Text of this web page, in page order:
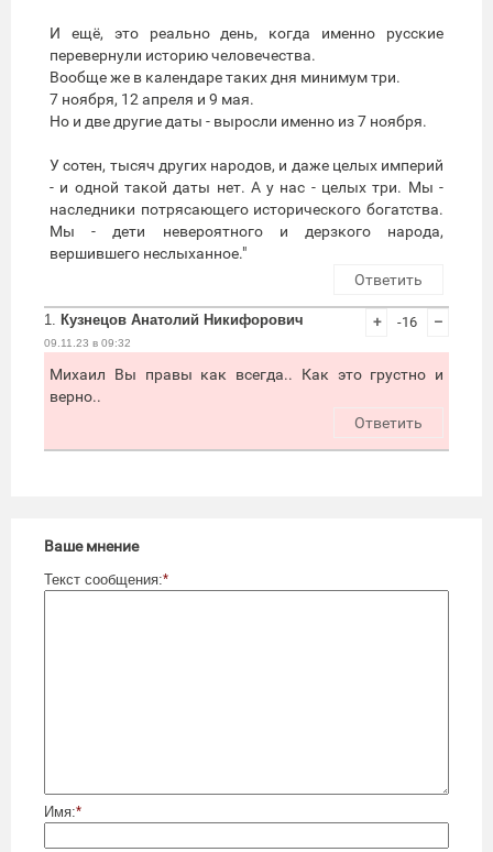
И ещё, это реально день, когда именно русские
перевернули историю человечества.
Вообще же в календаре таких дня минимум три.
7 ноября, 12 апреля и 9 мая.
Но и две другие даты - выросли именно из 7 ноября.
У сотен, тысяч других народов, и даже целых империй
- и одной такой даты нет. А у нас - целых три. Мы -
наследники потрясающего исторического богатства.
Мы - дети невероятного и дерзкого народа,
вершившего неслыханное."
Ответить
1. Кузнецов Анатолий Никифорович
09.11.23 в 09:32
+ -16 –
Михаил Вы правы как всегда.. Как это грустно и
верно..
Ответить
Ваше мнение
Текст сообщения:*
Имя:*